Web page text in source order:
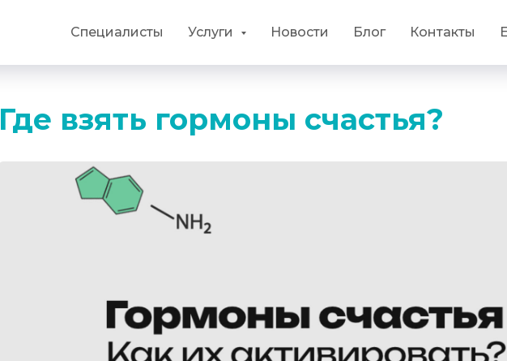
Специалисты Услуги Новости Блог Контакты
Где взять гормоны счастья?